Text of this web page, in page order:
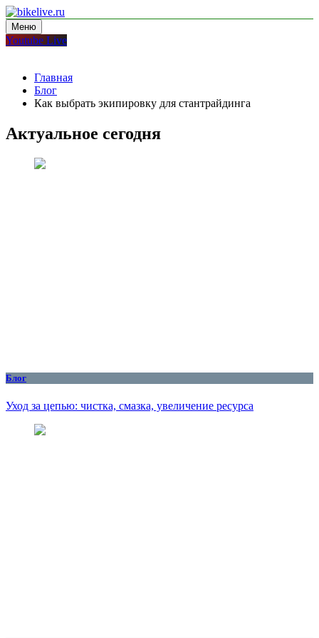
Перейти
к
содержимому
bikelive.ru
блог про мотоциклы
Меню
Youtube Live
Главная
Блог
Как выбрать экипировку для стантрайдинга
Актуальное сегодня
Блог
Уход за цепью: чистка, смазка, увеличение ресурса